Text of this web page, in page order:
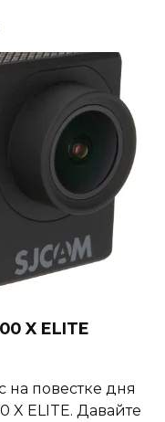
X ELITE
на повестке дня
X ELITE. Давайте